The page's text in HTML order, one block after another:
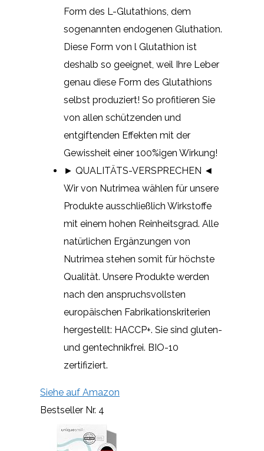
Form des L-Glutathions, dem
sogenannten endogenen Gluthation.
Diese Form von l Glutathion ist
deshalb so geeignet, weil Ihre Leber
genau diese Form des Glutathions
selbst produziert! So profitieren Sie
von allen schützenden und
entgiftenden Effekten mit der
Gewissheit einer 100%igen Wirkung!
► QUALITÄTS-VERSPRECHEN ◄
Wir von Nutrimea wählen für unsere
Produkte ausschließlich Wirkstoffe
mit einem hohen Reinheitsgrad. Alle
natürlichen Ergänzungen von
Nutrimea stehen somit für höchste
Qualität. Unsere Produkte werden
nach den anspruchsvollsten
europäischen Fabrikationskriterien
hergestellt: HACCP+. Sie sind gluten-
und gentechnikfrei. BIO-10
zertifiziert.
Siehe auf Amazon
Bestseller Nr. 4